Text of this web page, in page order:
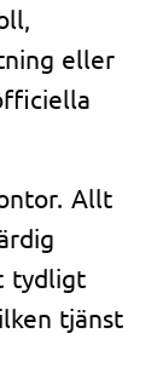
eller
Allt
tydligt
tjänst